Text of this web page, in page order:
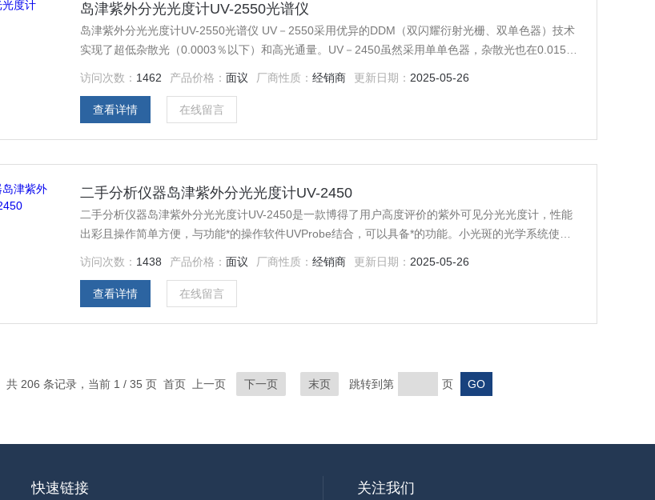
岛津紫外分光光度计UV-2550光谱仪
岛津紫外分光光度计UV-2550光谱仪 UV－2550采用优异的DDM（双闪耀衍射光栅、双单色器）技术
实现了超低杂散光（0.0003％以下）和高光通量。UV－2450虽然采用单单色器，杂散光也在0.015％
访问次数： 1462 产品价格：面议 厂商性质：经销商 更新日期： 2025-05-26
查看详情 在线留言
二手分析仪器岛津紫外分光光度计UV-2450
二手分析仪器岛津紫外分光光度计UV-2450是一款博得了用户高度评价的紫外可见分光光度计，性能
出彩且操作简单方便，与功能*的操作软件UVProbe结合，可以具备*的功能。小光斑的光学系统使得
访问次数： 1438 产品价格：面议 厂商性质：经销商 更新日期： 2025-05-26
查看详情 在线留言
共 206 条记录，当前 1 / 35 页 首页 上一页 下一页 末页 跳转到第 页
快速链接 关注我们